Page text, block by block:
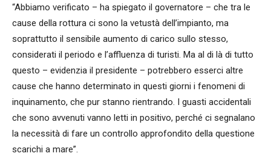
“Abbiamo verificato – ha spiegato il governatore – che tra le
cause della rottura ci sono la vetustà dell’impianto, ma
soprattutto il sensibile aumento di carico sullo stesso,
considerati il periodo e l’affluenza di turisti. Ma al di là di tutto
questo – evidenzia il presidente – potrebbero esserci altre
cause che hanno determinato in questi giorni i fenomeni di
inquinamento, che pur stanno rientrando. I guasti accidentali
che sono avvenuti vanno letti in positivo, perché ci segnalano
la necessità di fare un controllo approfondito della questione
scarichi a mare”.